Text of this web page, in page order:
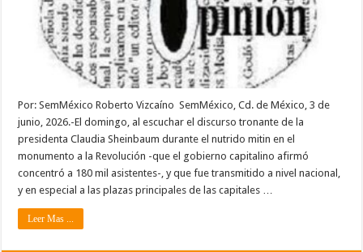
Por: SemMéxico Roberto Vizcaíno SemMéxico, Cd. de México, 3 de
junio, 2026.-El domingo, al escuchar el discurso tronante de la
presidenta Claudia Sheinbaum durante el nutrido mitin en el
monumento a la Revolución -que el gobierno capitalino afirmó
concentró a 180 mil asistentes-, y que fue transmitido a nivel nacional,
y en especial a las plazas principales de las capitales …
Leer Mas ...